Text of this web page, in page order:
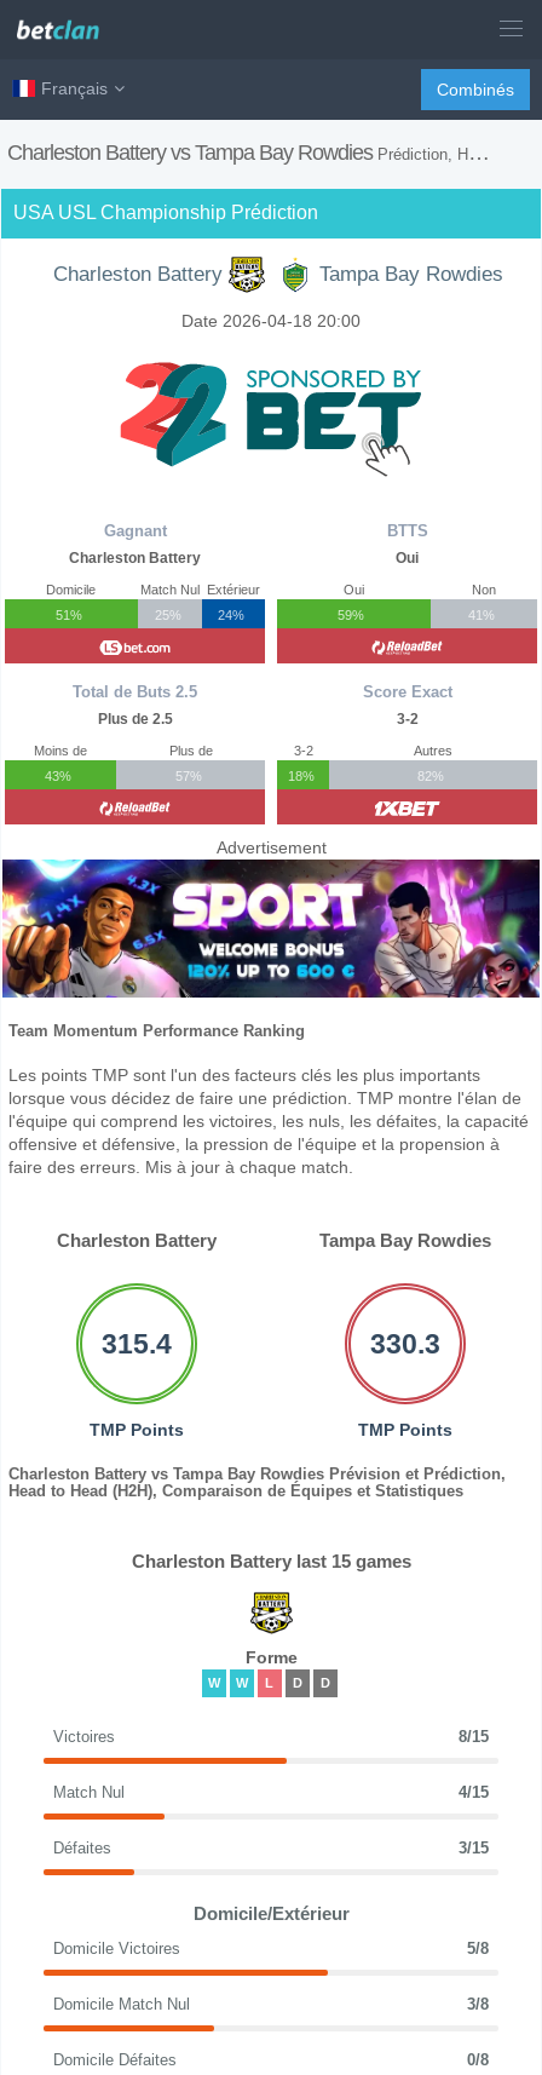
Français Combinés
Charleston Battery vs Tampa Bay Rowdies Prédiction, H2H, Conseils de Paris et Prévision du Match
USA USL Championship Prédiction
Charleston Battery Tampa Bay Rowdies
Date 2026-04-18 20:00
Gagnant
Charleston Battery
Domicile
51%
Match Nul
25%
Extérieur
24%
Total de Buts 2.5
Plus de 2.5
Moins de
43%
Plus de
57%
BTTS
Oui
Oui
59%
Non
41%
Score Exact
3-2
3-2
18%
Autres
82%
Advertisement
Team Momentum Performance Ranking
Les points TMP sont l'un des facteurs clés les plus importants
lorsque vous décidez de faire une prédiction. TMP montre l'élan de
l'équipe qui comprend les victoires, les nuls, les défaites, la capacité
offensive et défensive, la pression de l'équipe et la propension à
faire des erreurs. Mis à jour à chaque match.
Charleston Battery Tampa Bay Rowdies
315.4
TMP Points
330.3
TMP Points
Charleston Battery vs Tampa Bay Rowdies Prévision et Prédiction,
Head to Head (H2H), Comparaison de Équipes et Statistiques
Charleston Battery last 15 games
Forme
W W L D D
Victoires 8/15
Match Nul 4/15
Défaites 3/15
Domicile/Extérieur
Domicile Victoires 5/8
Domicile Match Nul 3/8
Domicile Défaites 0/8